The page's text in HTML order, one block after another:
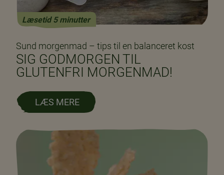
Læsetid 5 minutter
Sund morgenmad – tips til en balanceret kost
SIG GODMORGEN TIL
GLUTENFRI MORGENMAD!
LÆS MERE